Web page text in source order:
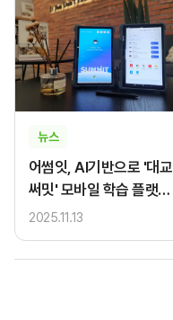
뉴스
어썸잇, AI기반으로 '대교
써밋' 모바일 학습 플랫폼
고도화
2025.11.13